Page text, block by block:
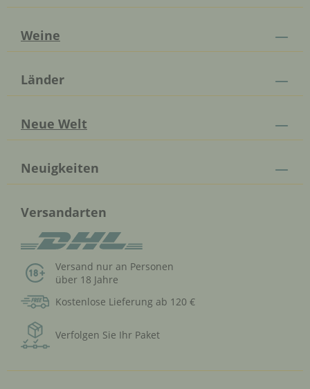
Weine
Länder
Neue Welt
Neuigkeiten
Versandarten
Versand nur an Personen
über 18 Jahre
Kostenlose Lieferung ab 120 €
Verfolgen Sie Ihr Paket